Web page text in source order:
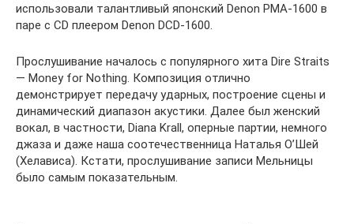
использовали талантливый японский Denon PMA-1600 в
паре с CD плеером Denon DCD-1600.
Прослушивание началось с популярного хита Dire Straits
— Money for Nothing. Композиция отлично
демонстрирует передачу ударных, построение сцены и
динамический диапазон акустики. Далее был женский
вокал, в частности, Diana Krall, оперные партии, немного
джаза и даже наша соотечественница Наталья О’Шей
(Хелависа). Кстати, прослушивание записи Мельницы
было самым показательным.